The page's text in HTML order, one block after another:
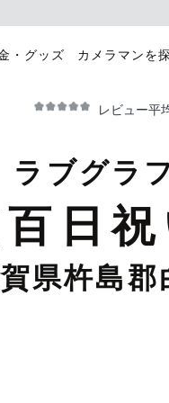
・グッズ カメラマンを
レビュー平
ラブグラ
日
県杵島郡